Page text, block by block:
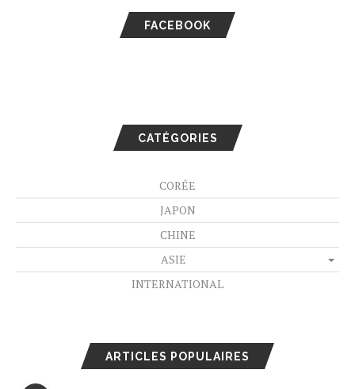
FACEBOOK
CATÉGORIES
CORÉE
JAPON
CHINE
ASIE
INTERNATIONAL
ARTICLES POPULAIRES